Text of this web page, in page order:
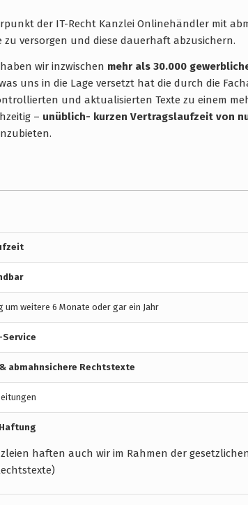
der IT-Recht Kanzlei Onlinehändler mit
zu versorgen und diese dauerhaft abzusichern.
wir inzwischen mehr als 30.000
uns in die Lage versetzt hat die durch die
und aktualisierten Texte zu einem
– unüblich- kurzen Vertragslaufzeit von
um weitere 6 Monate oder gar ein Jahr
abmahnsichere Rechtstexte
haften auch wir im Rahmen der